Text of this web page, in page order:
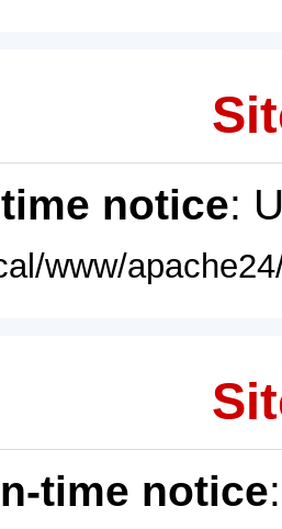
notice:
www/
time notice